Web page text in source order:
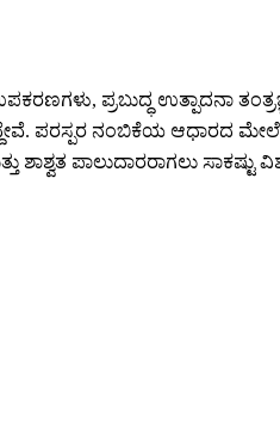
ಪ್ರಬುದ್ಧ ಉತ್ಪಾದನಾ
ಪರಸ್ಪರ ನಂಬಿಕೆಯ ಆಧಾರದ
ಶಾಶ್ವತ ಪಾಲುದಾರರಾಗಲು ಸಾಕಷ್ಟು